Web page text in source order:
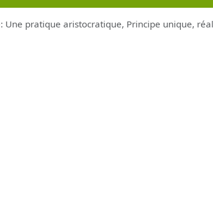
Une pratique aristocratique, Principe unique,